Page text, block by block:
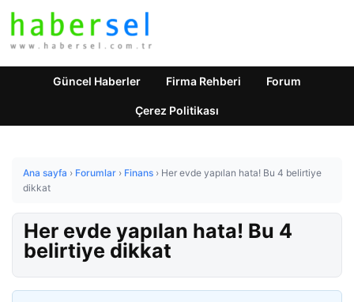
Güncel Haberler Firma Rehberi Forum
Çerez Politikası
Ana sayfa › Forumlar › Finans › Her evde yapılan hata! Bu 4 belirtiye
dikkat
Her evde yapılan hata! Bu 4
belirtiye dikkat